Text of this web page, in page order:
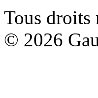
Tous droits
© 2026